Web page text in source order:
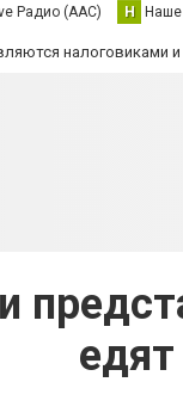
Радио (AAC) Н Наше
налоговиками и